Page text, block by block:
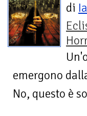
di
emergono
No, questo è